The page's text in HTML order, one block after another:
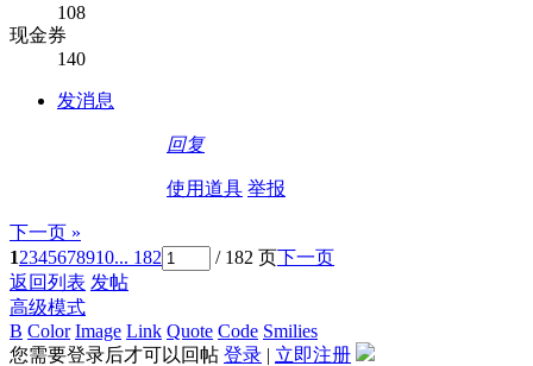
108
现金券
140
发消息
回复
使用道具 举报
下一页 »
12345678910... 182 / 182 页下一页
返回列表 发帖
高级模式
B Color Image Link Quote Code Smilies
您需要登录后才可以回帖 登录 | 立即注册